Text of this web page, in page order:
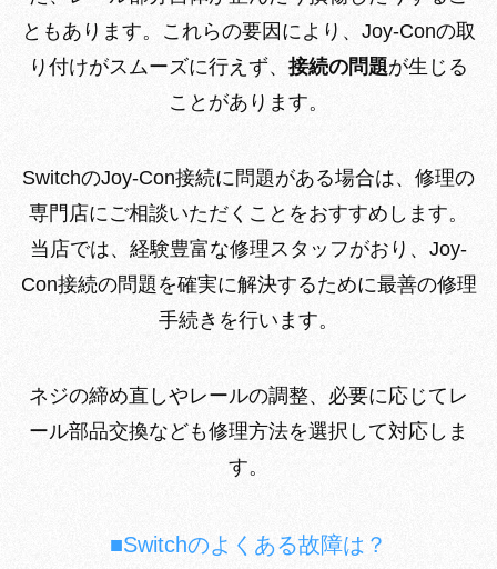
ともあります。これらの要因により、Joy-Conの取
り付けがスムーズに行えず、 接続の問題が生じる
ことがあります。
SwitchのJoy-Con接続に問題がある場合は、修理の
専門店にご相談いただくことをおすすめします。
当店では、経験豊富な修理スタッフがおり、Joy-
Con接続の問題を確実に解決するために最善の修理
手続きを行います。
ネジの締め直しやレールの調整、必要に応じてレ
ール部品交換なども修理方法を選択して対応しま
す。
■Switchのよくある故障は？